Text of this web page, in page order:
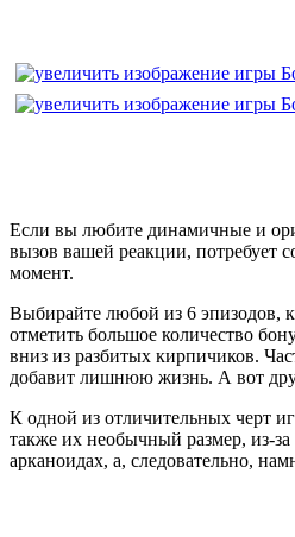
Если вы любите динамичные и
вызов вашей реакции, потребует
момент.
Выбирайте любой из 6 эпизодов,
отметить большое количество
вниз из разбитых кирпичиков.
добавит лишнюю жизнь. А вот
К одной из отличительных черт
также их необычный размер, из-
арканоидах, а, следовательно,